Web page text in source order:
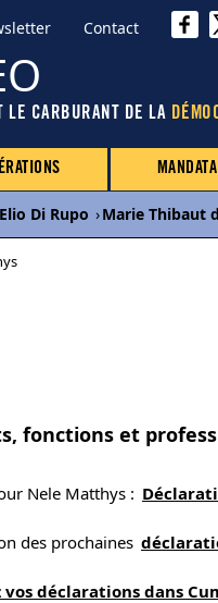
Contact
LE CARBURANT DE LA
Elio Di Rupo ›Marie Thibaut
fonctions et
Nele Matthys :
des prochaines
vos déclarations dans